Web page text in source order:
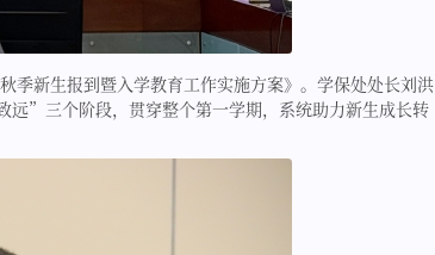
新生报到暨入学教育工作实施方案》。学保处处长刘洪
”三个阶段，贯穿整个第一学期，系统助力新生成长转